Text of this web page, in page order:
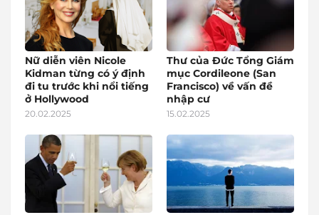
Nữ diễn viên Nicole
Kidman từng có ý định
đi tu trước khi nổi tiếng
ở Hollywood
20.02.2025
Thư của Đức Tổng Giám
mục Cordileone (San
Francisco) về vấn đề
nhập cư
15.02.2025